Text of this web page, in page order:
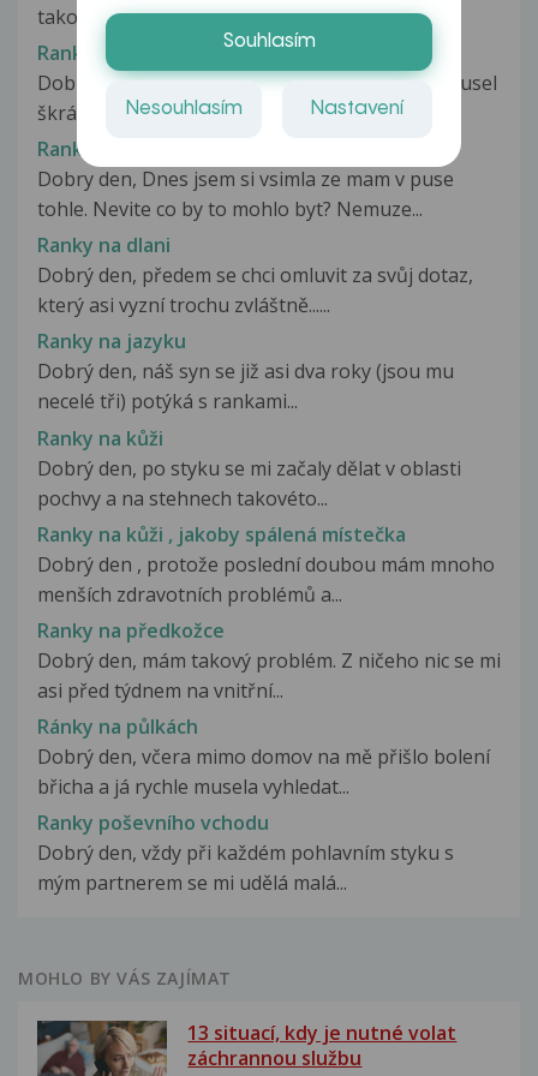
takovú ranku s bielym flekom v...
Ranka v puse
Dobrý den, v puse pod dolní dvojkou jsem se musel
škrábnout či nevím jak se...
Ranka v ústech, syfilis ?
Dobry den, Dnes jsem si vsimla ze mam v puse
tohle. Nevite co by to mohlo byt? Nemuze...
Ranky na dlani
Dobrý den, předem se chci omluvit za svůj dotaz,
který asi vyzní trochu zvláštně......
Ranky na jazyku
Dobrý den, náš syn se již asi dva roky (jsou mu
necelé tři) potýká s rankami...
Ranky na kůži
Dobrý den, po styku se mi začaly dělat v oblasti
pochvy a na stehnech takovéto...
Ranky na kůži , jakoby spálená místečka
Dobrý den , protože poslední doubou mám mnoho
menších zdravotních problémů a...
Ranky na předkožce
Dobrý den, mám takový problém. Z ničeho nic se mi
asi před týdnem na vnitřní...
Ránky na půlkách
Dobrý den, včera mimo domov na mě přišlo bolení
břicha a já rychle musela vyhledat...
Ranky poševního vchodu
Dobrý den, vždy při každém pohlavním styku s
mým partnerem se mi udělá malá...
MOHLO BY VÁS ZAJÍMAT
13 situací, kdy je nutné volat
záchrannou službu
Souhlasím
Nesouhlasím Nastavení